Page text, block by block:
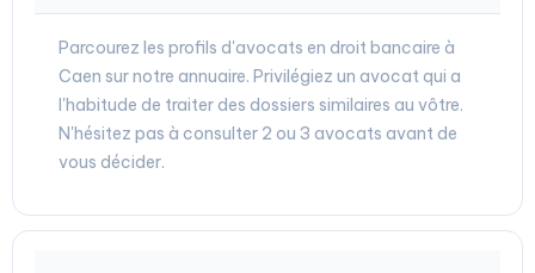
Parcourez les profils d'avocats en droit bancaire à
Caen sur notre annuaire. Privilégiez un avocat qui a
l'habitude de traiter des dossiers similaires au vôtre.
N'hésitez pas à consulter 2 ou 3 avocats avant de
vous décider.